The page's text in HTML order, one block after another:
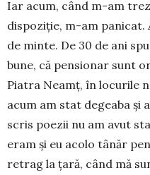
Iar acum, când m-am
dispoziţie, m-am panicat.
de minte. De 30 de ani
bune, că pensionar sunt
Piatra Neamţ, în locurile
acum am stat degeaba și
scris poezii nu am avut
eram și eu acolo tânăr
retrag la ţară, când mă